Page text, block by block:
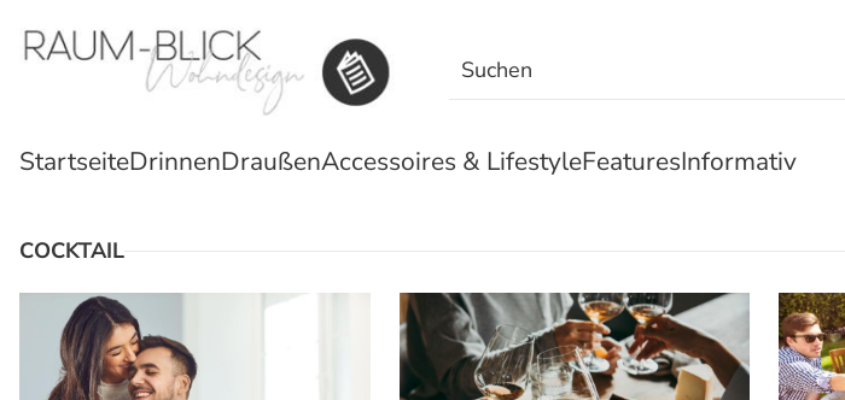
for:
StartseiteDrinnenDraußenAccessoires & LifestyleFeaturesInformativ
COCKTAIL